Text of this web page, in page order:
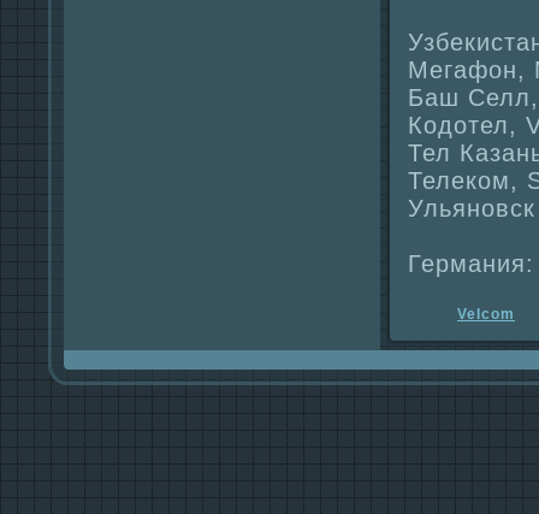
Мегафон,
Баш Селл,
Кодотел,
Тел
Телеком,
Velcom